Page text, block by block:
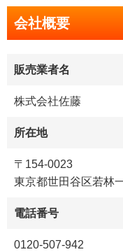
会社概要
販売業者名
株式会社佐藤
所在地
〒154-0023
東京都世田谷区若林
電話番号
0120-507-942